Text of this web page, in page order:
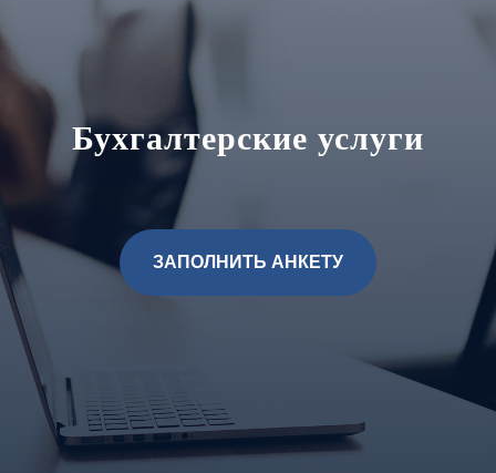
Бухгалтерские услуги
ЗАПОЛНИТЬ АНКЕТУ